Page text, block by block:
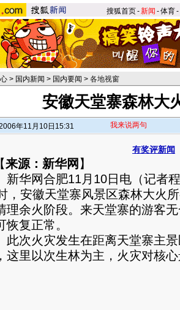
搜狐首页-新闻 -体育-
> 国内新闻 > 国内要闻 > 各地视窗
安徽天堂寨森林大
年11月10日15:31 我来说两句
有奖评新闻
【来源：新华网 】
网合肥11月10日电（记者程
，安徽天堂寨风景区森林大火
理余火阶段。来天堂寨的游客
恢复正常。
火灾发生在距离天堂寨主景
这里以次生林为主，火灾对核